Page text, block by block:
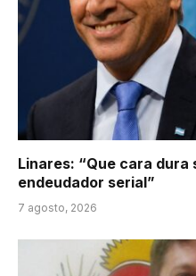
Linares: “Que cara dura
endeudador serial”
7 agosto, 2026